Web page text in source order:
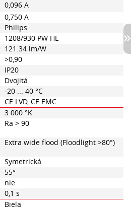
0,096 A
0,750 A
Philips
1208/930 PW HE
121.34 lm/W
>0,90
IP20
Dvojitá
-20 ... 40 °C
CE LVD, CE EMC
3 000 °K
Ra > 90
Extra wide flood (Floodlight >80°)
Symetrická
55°
nie
0,1 s
Biela